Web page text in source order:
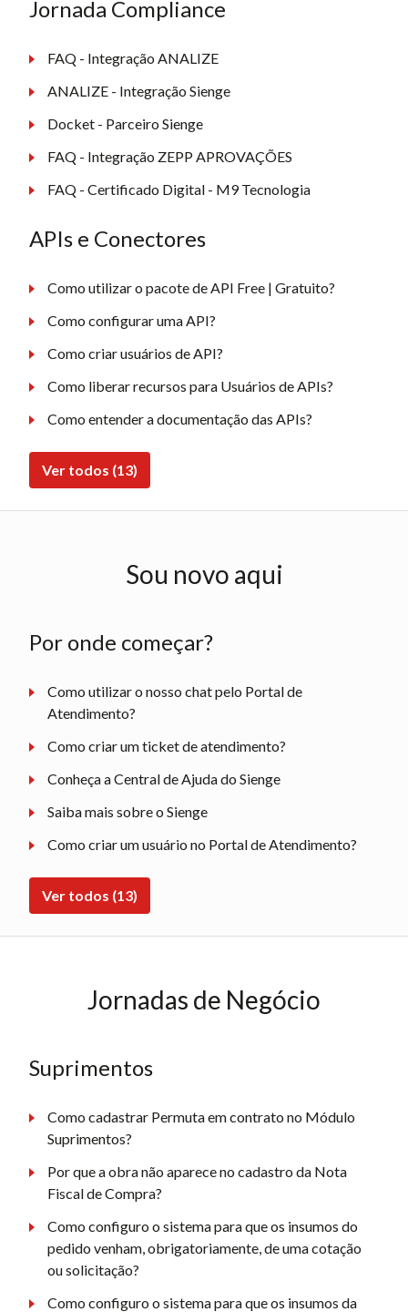
Jornada Compliance
FAQ - Integração ANALIZE
ANALIZE - Integração Sienge
Docket - Parceiro Sienge
FAQ - Integração ZEPP APROVAÇÕES
FAQ - Certificado Digital - M9 Tecnologia
APIs e Conectores
Como utilizar o pacote de API Free | Gratuito?
Como configurar uma API?
Como criar usuários de API?
Como liberar recursos para Usuários de APIs?
Como entender a documentação das APIs?
Ver todos (13)
Sou novo aqui
Por onde começar?
Como utilizar o nosso chat pelo Portal de
Atendimento?
Como criar um ticket de atendimento?
Conheça a Central de Ajuda do Sienge
Saiba mais sobre o Sienge
Como criar um usuário no Portal de Atendimento?
Ver todos (13)
Jornadas de Negócio
Suprimentos
Como cadastrar Permuta em contrato no Módulo
Suprimentos?
Por que a obra não aparece no cadastro da Nota
Fiscal de Compra?
Como configuro o sistema para que os insumos do
pedido venham, obrigatoriamente, de uma cotação
ou solicitação?
Como configuro o sistema para que os insumos da